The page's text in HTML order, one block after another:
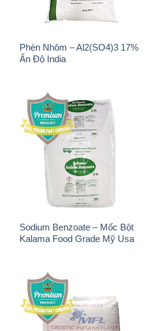
Phèn Nhôm – Al2(SO4)3 17%
Ấn Độ India
Sodium Benzoate – Mốc Bột
Kalama Food Grade Mỹ Usa